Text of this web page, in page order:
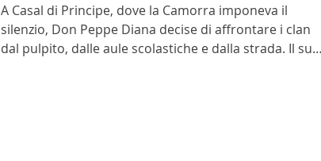
A Casal di Principe, dove la Camorra imponeva il
silenzio, Don Peppe Diana decise di affrontare i clan
dal pulpito, dalle aule scolastiche e dalla strada. Il suo